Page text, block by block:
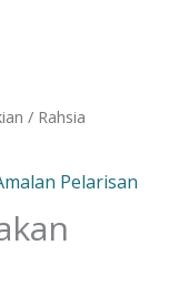
/ Rahsia
Pelarisan